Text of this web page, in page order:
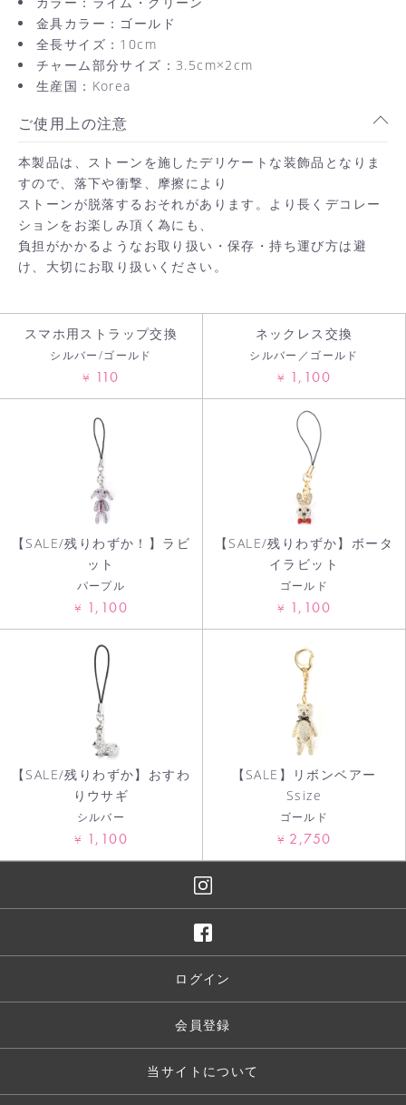
お買い物を続ける
金具カラー：ゴールド
全長サイズ：10cm
チャーム部分サイズ：3.5cm×2cm
生産国：Korea
ご使用上の注意
本製品は、ストーンを施したデリケートな装飾品となりま
すので、落下や衝撃、摩擦により
ストーンが脱落するおそれがあります。より長くデコレー
ションをお楽しみ頂く為にも、
負担がかかるようなお取り扱い・保存・持ち運び方は避
け、大切にお取り扱いください。
スマホ用ストラップ交換
シルバー/ゴールド
¥ 110
ネックレス交換
シルバー／ゴールド
¥ 1,100
【SALE/残りわずか！】ラビ
ット
パープル
¥ 1,100
【SALE/残りわずか】ボータ
イラビット
ゴールド
¥ 1,100
【SALE/残りわずか】おすわ
りウサギ
シルバー
¥ 1,100
【SALE】リボンベアー
Ssize
ゴールド
¥ 2,750
ログイン
会員登録
当サイトについて